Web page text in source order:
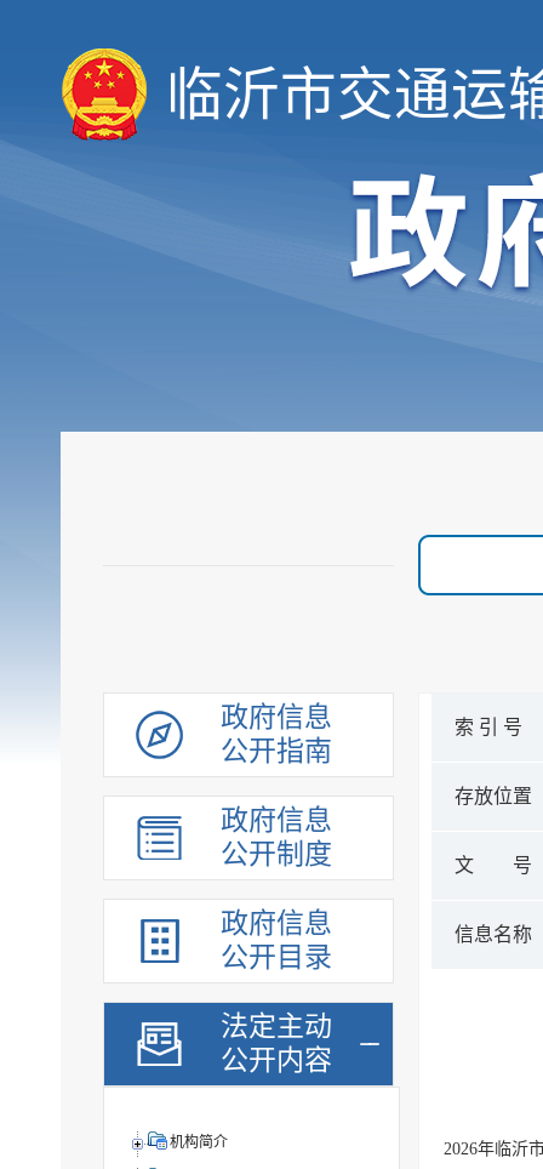
临沂市交通运
政府信息
公开指南
政府信息
公开制度
政府信息
公开目录
法定主动
公开内容
机构简介
索 引 号
存放位置
文 号
信息名称
2026年临沂